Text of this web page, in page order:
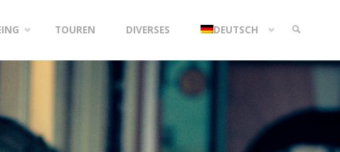
TOUREN DIVERSES DEUTSCH